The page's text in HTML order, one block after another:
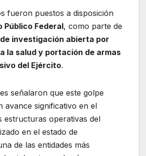
fueron puestos a disposición
Público Federal, como parte de
investigación abierta por
la salud y portación de armas
del Ejército.
señalaron que este golpe
avance significativo en el
estructuras operativas del
en el estado de
de las entidades más